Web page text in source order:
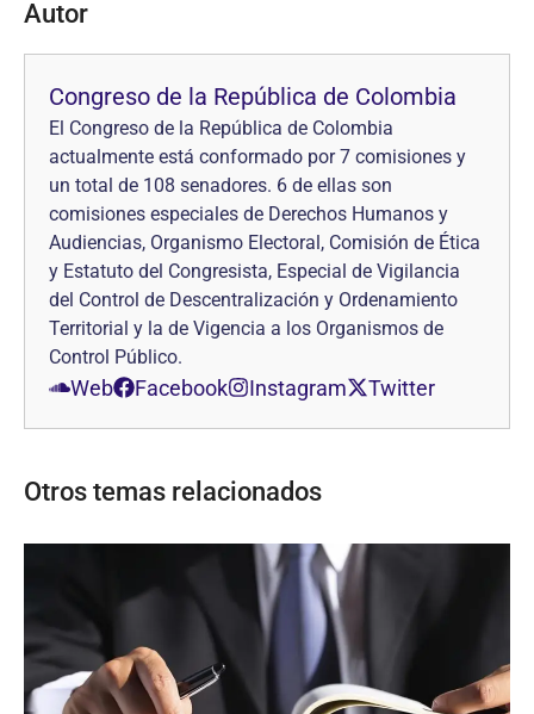
Autor
Congreso de la República de Colombia
El Congreso de la República de Colombia
actualmente está conformado por 7 comisiones y
un total de 108 senadores. 6 de ellas son
comisiones especiales de Derechos Humanos y
Audiencias, Organismo Electoral, Comisión de Ética
y Estatuto del Congresista, Especial de Vigilancia
del Control de Descentralización y Ordenamiento
Territorial y la de Vigencia a los Organismos de
Control Público.
Web Facebook Instagram Twitter
Otros temas relacionados